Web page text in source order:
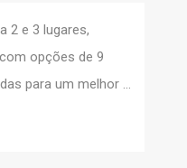
2 e 3 lugares,
opções de 9
para um melhor ...